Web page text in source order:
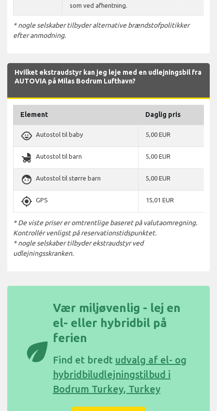
som ved afhentning.
* nogle selskaber tilbyder alternative brændstofpolitikker
efter anmodning.
Hvilket ekstraudstyr kan jeg leje med en udlejningsbil fra
AUTOVIA på Milas Bodrum Lufthavn?
Element Daglig pris
child_care Autostol til baby 5,00 EUR
child_friendly Autostol til barn 5,00 EUR
face Autostol til større barn 5,00 EUR
gps_fixed GPS 15,01 EUR
* De viste priser er omtrentlige baseret på valutaomregning.
Kontrollér venligst på reservationstidspunktet.
* nogle selskaber tilbyder ekstraudstyr ved
udlejningsskranken.
eco
Vær miljøvenlig - lej en
el- eller hybridbil på
ferien
Find et bredt udvalg af el- og
hybridbiludlejningstilbud i
Bodrum Turkey, Turkey